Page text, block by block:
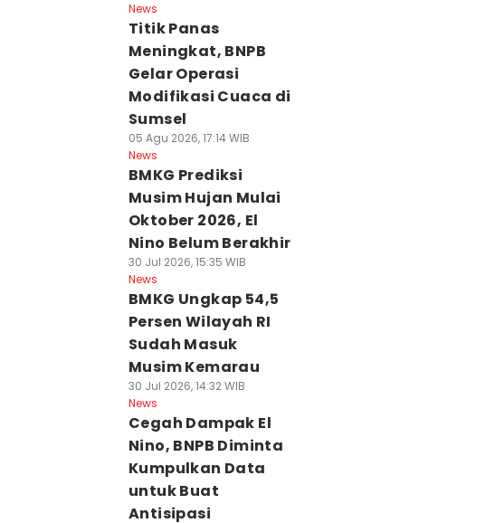
News
Titik Panas
Meningkat, BNPB
Gelar Operasi
Modifikasi Cuaca di
Sumsel
05 Agu 2026, 17:14 WIB
News
BMKG Prediksi
Musim Hujan Mulai
Oktober 2026, El
Nino Belum Berakhir
30 Jul 2026, 15:35 WIB
News
BMKG Ungkap 54,5
Persen Wilayah RI
Sudah Masuk
Musim Kemarau
30 Jul 2026, 14:32 WIB
News
Cegah Dampak El
Nino, BNPB Diminta
Kumpulkan Data
untuk Buat
Antisipasi